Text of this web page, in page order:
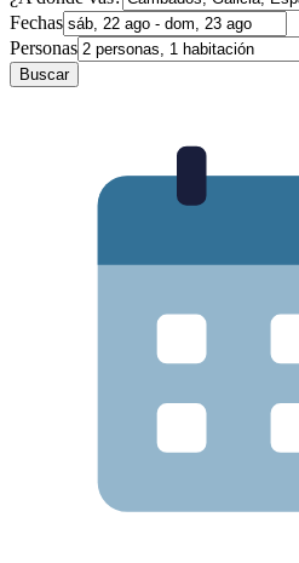
Fechas
Personas
Buscar